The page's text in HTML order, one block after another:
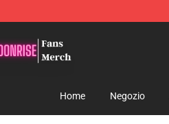
Home Negozio